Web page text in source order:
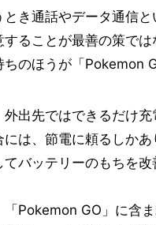
とき通話やデータ通信
することが最善の策で
ちのほうが「Pokemon
外出先ではできるだけ
には、節電に頼るしか
バッテリーのもちを改
「Pokemon GO」に含